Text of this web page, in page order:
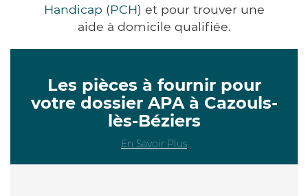
Handicap (PCH) et pour trouver une
aide à domicile qualifiée.
Les pièces à fournir pour
votre dossier APA à Cazouls-
lès-Béziers
En Savoir Plus